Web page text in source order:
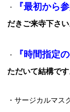
・ 『最初から参
だきご来寺下さい
・ 『時間指定
ただいて結構です
・サージカルマス